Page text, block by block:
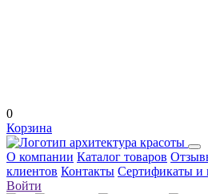
0
Корзина
О компании Каталог товаров
клиентов Контакты Сертификаты и
Войти